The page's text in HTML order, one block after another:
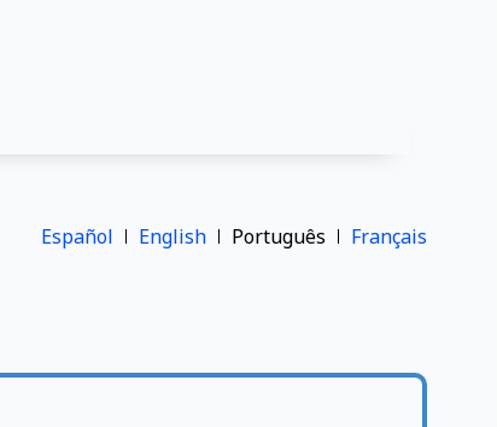
Español English Português Français